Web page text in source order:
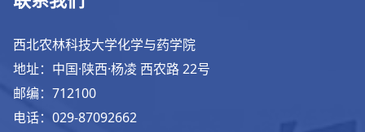
西北农林科技大学化学与药学院
地址：中国·陕西·杨凌 西农路 22号
邮编：712100
电话：029-87092662